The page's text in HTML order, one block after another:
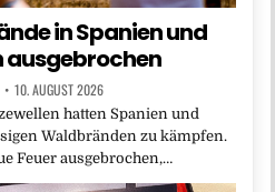
in Spanien und
ausgebrochen
10. AUGUST 2026
hatten Spanien und
Waldbränden zu kämpfen.
Feuer ausgebrochen,…